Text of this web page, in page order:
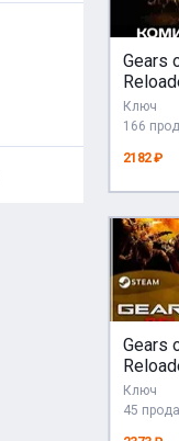
Gears
GIFT
Ключ
166
2182 ₽
Gears
Gift
RU/
Ключ
45